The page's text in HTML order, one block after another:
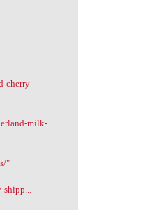
cherry-
milk-
"
shipp...